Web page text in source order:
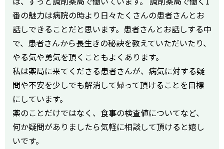
番の魅力は病院の時より日々たくさんの患者さんとお
話しできることだと思います。患者さんとお話しする中
で、患者さんから長生きの秘訣を教えていただいたり、
やる気や勇気を頂くこともよくあります。
私は薬局に来てくださる患者さんが、病気に対する疑
問や不安を少しでも解消して帰って頂けることを目標
にしています。
薬のことだけではなく、食事の検査値についてなど、
何か疑問がありましたら気軽に相談して頂けると嬉し
いです。